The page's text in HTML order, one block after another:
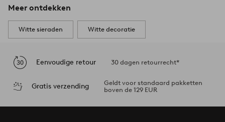
Meer ontdekken
Witte sieraden Witte decoratie
Eenvoudige retour 30 dagen retourrecht*
Gratis verzending
Geldt voor standaard pakketten
boven de 129 EUR